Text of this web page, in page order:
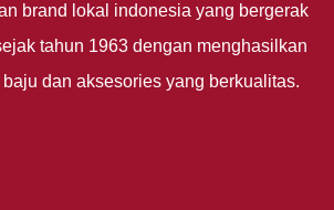
brand lokal indonesia yang bergerak
tahun 1963 dengan menghasilkan
dan aksesories yang berkualitas.